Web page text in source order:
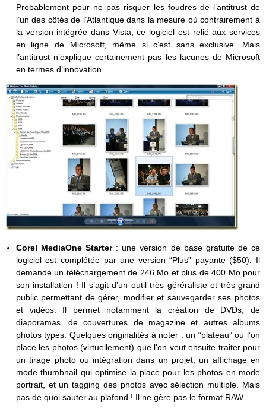
Probablement pour ne pas risquer les foudres de l’antitrust de
l’un des côtés de l’Atlantique dans la mesure où contrairement à
la version intégrée dans Vista, ce logiciel est relié aux services
en ligne de Microsoft, même si c’est sans exclusive. Mais
l’antitrust n’explique certainement pas les lacunes de Microsoft
en termes d’innovation.
Corel MediaOne Starter : une version de base gratuite de ce
logiciel est complétée par une version “Plus” payante ($50). Il
demande un téléchargement de 246 Mo et plus de 400 Mo pour
son installation ! Il s’agit d’un outil très géréraliste et très grand
public permettant de gérer, modifier et sauvegarder ses photos
et vidéos. Il permet notamment la création de DVDs, de
diaporamas, de couvertures de magazine et autres albums
photos types. Quelques originalités à noter : un “plateau” où l’on
place les photos (virtuellement) que l’on veut ensuite traiter pour
un tirage photo ou intégration dans un projet, un affichage en
mode thumbnail qui optimise la place pour les photos en mode
portrait, et un tagging des photos avec sélection multiple. Mais
pas de quoi sauter au plafond ! Il ne gère pas le format RAW.